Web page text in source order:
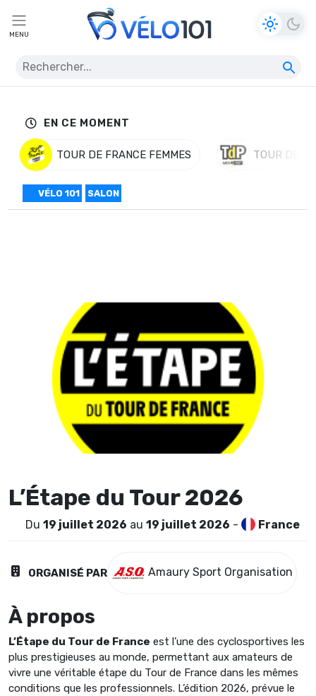
MENU
EN CE MOMENT
TOUR DE FRANCE FEMMES TOUR DE
VÉLO 101 SALON
L’Étape du Tour 2026
Du 19 juillet 2026 au 19 juillet 2026 - France
ORGANISÉ PAR Amaury Sport Organisation
À propos
L’Étape du Tour de France est l’une des cyclosportives les
plus prestigieuses au monde, permettant aux amateurs de
vivre une véritable étape du Tour de France dans les mêmes
conditions que les professionnels. L’édition 2026, prévue le